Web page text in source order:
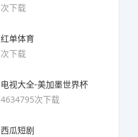
次下载
红单体育
次下载
电视大全-美加墨世界杯
4634795次下载
西瓜短剧